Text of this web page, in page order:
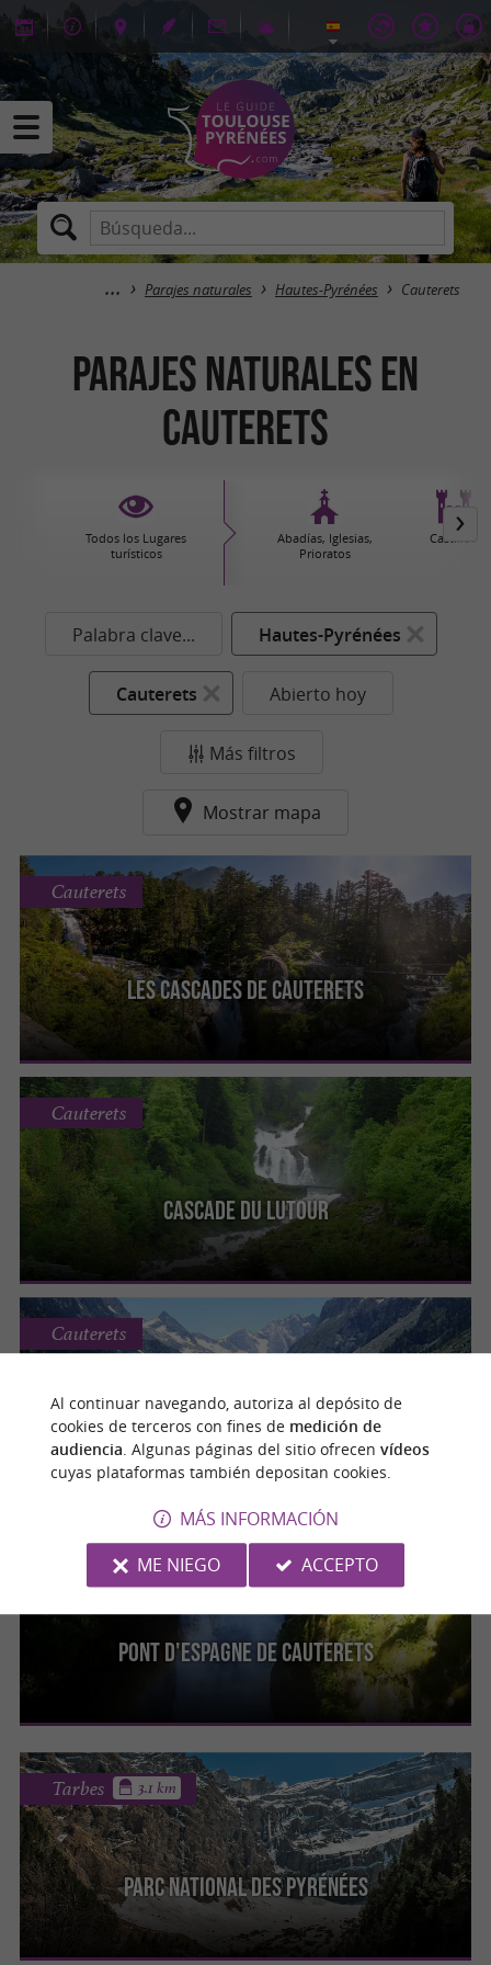
Parajes naturales Hautes-Pyrénées Cauterets
Parajes naturales en
Cauterets
Todos los Lugares
turísticos
Abadías, Iglesias,
Prioratos
Castillos
Palabra clave... Hautes-Pyrénées
Cauterets Abierto hoy
Más filtros
Mostrar mapa
Les Cascades de Cauterets
Cauterets
Cascade du Lutour
Cauterets
Lac de Gaube
Cauterets
Pont d'Espagne de Cauterets
Cauterets
Parc National Des Pyrénées
Tarbes 3.1 km
Al continuar navegando, autoriza al depósito de
cookies de terceros con fines de medición de
audiencia. Algunas páginas del sitio ofrecen vídeos
cuyas plataformas también depositan cookies.
MÁS INFORMACIÓN
ME NIEGO
ACCEPTO